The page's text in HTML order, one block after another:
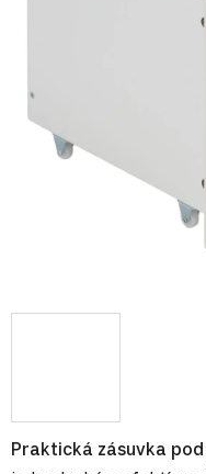
Praktická zásuvka